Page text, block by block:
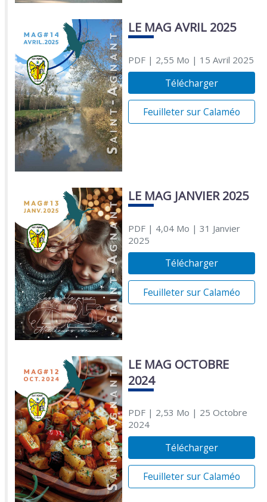
LE MAG AVRIL 2025
PDF| 2,55 Mo | 15 Avril 2025
Télécharger
Feuilleter sur Calaméo
LE MAG JANVIER 2025
PDF| 4,04 Mo | 31 Janvier
2025
Télécharger
Feuilleter sur Calaméo
LE MAG OCTOBRE
2024
PDF| 2,53 Mo | 25 Octobre
2024
Télécharger
Feuilleter sur Calaméo